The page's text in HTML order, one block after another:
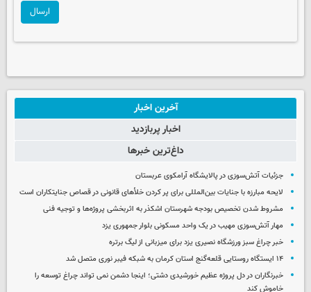
ارسال
آخرین اخبار
اخبار پربازدید
داغ‌ترین خبرها
جزئیات آتش‌سوزی در پالایشگاه آرامکوی عربستان
لایحه مبارزه با جنایات بین‌المللی برای پر کردن خلأهای قانونی در قصاص جنایتکاران است
مشروط شدن تخصیص بودجه شهرستان اشکذر به اثربخشی پروژه‌ها و توجیه فنی
مهار آتش‌سوزی مهیب در یک واحد مسکونی بلوار جمهوری یزد
خبر چراغ سبز ورزشگاه نصیری یزد برای میزبانی از لیگ برتره
۱۴ ایستگاه روستایی قلعه‌گنج استان کرمان به شبکه فیبر نوری متصل شد
خبرنگاران در دل پروژه عظیم خورشیدی دشتی؛ اینجا دشمن نمی‌ تواند چراغ توسعه را
خاموش کند